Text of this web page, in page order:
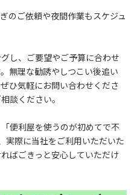
のご依頼や夜間作業もスケジュ
し、ご要望やご予算に合わせ
無理な勧誘やしつこい後追い
ひ気軽にお問い合わせくださ
談ください。
便利屋を使うのが初めてで不
実際に当社をご利用いただいた
ばごきっと安心していただけ